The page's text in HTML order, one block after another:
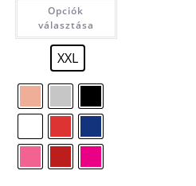
Opciók
választása
XXL